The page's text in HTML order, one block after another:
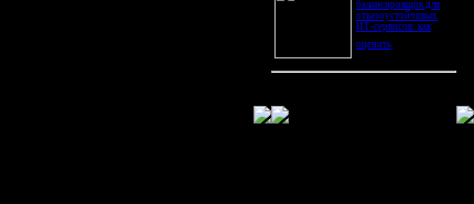
балансировщик для
отказоустойчивых
ИТ-сервисов: как
оценить